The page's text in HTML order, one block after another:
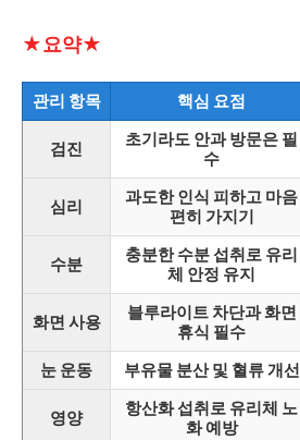
★요약★
관리 항목 핵심 요점
검진
초기라도 안과 방문은 필
수
심리
과도한 인식 피하고 마음
편히 가지기
수분
충분한 수분 섭취로 유리
체 안정 유지
화면 사용
블루라이트 차단과 화면
휴식 필수
눈 운동
부유물 분산 및 혈류 개선
영양
항산화 섭취로 유리체 노
화 예방